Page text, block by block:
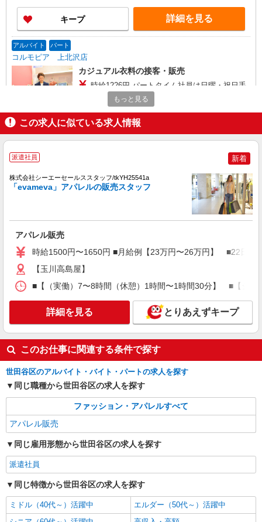
キープ 詳細を見る
アルバイト パート
コルモピア 上北沢店
カジュアル衣料の接客・販売
時給1226円 パートタイム社員は日曜・祝日手
当 時給＋100円（22時まで）
■コルモピア 上北沢店 東京都世田谷区上北沢
4-14-12
アルバイト
デンハム
［アルバイト・パート］時給1,300円〜 ※試用
番1号
キープ
アルバイト 契約社員
アクアスキュータム ホワイトレーベル
アパレル販売スタッフ
［アルバイト］時給1,226円〜 ［契約社員］月
給210,000円〜 ※経験・能力により優遇します。
玉川高島屋S・C 東京都世田谷区玉川3丁目17
番1号
キープ 詳細を見る
株式会社シーエーセールススタッフ/tkGS40885a
NEW
アパレル販売
玉川高島屋S.C.
キープ 詳細を見る
もっと見る
この求人に似ている求人情報
派遣社員 新着
株式会社シーエーセールススタッフ/tkYH25541a
「evameva」アパレルの販売スタッフ
アパレル販売
時給1500円〜1650円 ■月給例【23万円〜26万円】 ■22日
【玉川高島屋】
■【（実働）7〜8時間（休憩）1時間〜1時間30分】 ■【シフ
詳細を見る とりあえずキープ
このお仕事に関連する条件で探す
世田谷区のアルバイト・バイト・パートの求人を探す
同じ職種から世田谷区の求人を探す
ファッション・アパレルすべて
アパレル販売
同じ雇用形態から世田谷区の求人を探す
派遣社員
同じ特徴から世田谷区の求人を探す
ミドル（40代～）活躍中
エルダー（50代～）活躍中